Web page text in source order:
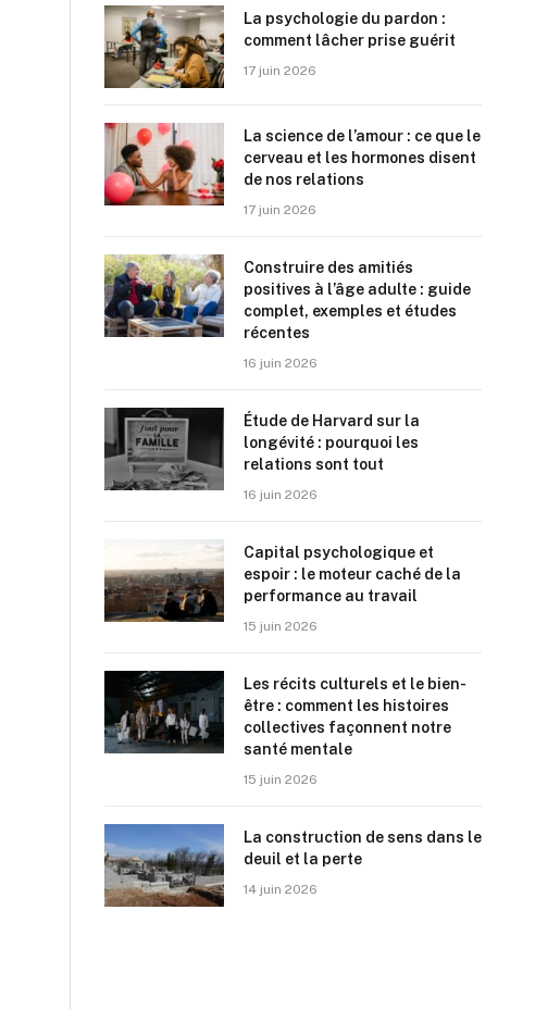
La psychologie du pardon :
comment lâcher prise guérit
17 juin 2026
La science de l’amour : ce que le
cerveau et les hormones disent
de nos relations
17 juin 2026
Construire des amitiés
positives à l’âge adulte : guide
complet, exemples et études
récentes
16 juin 2026
Étude de Harvard sur la
longévité : pourquoi les
relations sont tout
16 juin 2026
Capital psychologique et
espoir : le moteur caché de la
performance au travail
15 juin 2026
Les récits culturels et le bien-
être : comment les histoires
collectives façonnent notre
santé mentale
15 juin 2026
La construction de sens dans le
deuil et la perte
14 juin 2026